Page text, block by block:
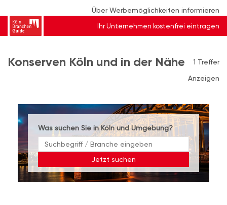
Über Werbemöglichkeiten informieren
Ihr Unternehmen kostenfrei eintragen
Konserven Köln und in der Nähe
1 Treffer
Anzeigen
Was suchen Sie in Köln und Umgebung?
Jetzt suchen